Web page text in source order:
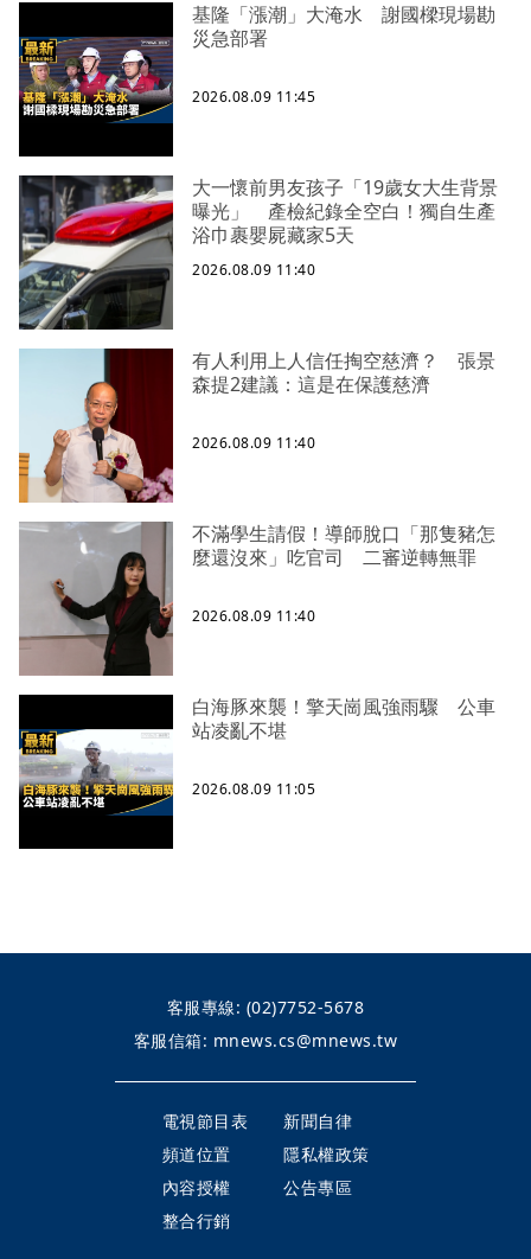
基隆「漲潮」大淹水 謝國樑現場勘
災急部署
2026.08.09 11:45
大一懷前男友孩子「19歲女大生背景
曝光」 產檢紀錄全空白！獨自生產
浴巾裹嬰屍藏家5天
2026.08.09 11:40
有人利用上人信任掏空慈濟？ 張景
森提2建議：這是在保護慈濟
2026.08.09 11:40
不滿學生請假！導師脫口「那隻豬怎
麼還沒來」吃官司 二審逆轉無罪
2026.08.09 11:40
白海豚來襲！擎天崗風強雨驟 公車
站凌亂不堪
2026.08.09 11:05
客服專線: (02)7752-5678
客服信箱: mnews.cs@mnews.tw
電視節目表
新聞自律
頻道位置
隱私權政策
內容授權
公告專區
整合行銷